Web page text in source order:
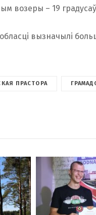
возеры – 19
вызначылі
ПРАСТОРА